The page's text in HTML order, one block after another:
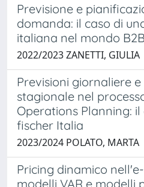
Previsione e
domanda: il caso di
italiana nel mondo B2B
2022/2023 ZANETTI, GIULIA
Previsioni giornaliere
stagionale nel
Operations Planning:
fischer Italia
2023/2024 POLATO, MARTA
Pricing dinamico
modelli VAR e modelli